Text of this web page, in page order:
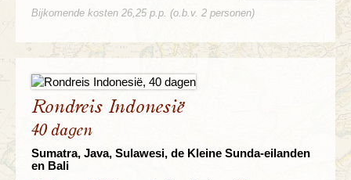
Bijkomende kosten 26,25 p.p. (o.b.v. 2 personen)
Rondreis Indonesië
40 dagen
Sumatra, Java, Sulawesi, de Kleine Sunda-eilanden
en Bali